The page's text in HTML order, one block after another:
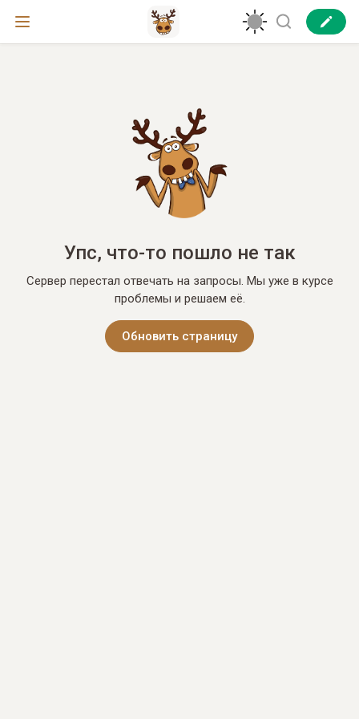
Упс, что-то пошло не так
Сервер перестал отвечать на запросы. Мы уже в курсе
проблемы и решаем её.
Обновить страницу